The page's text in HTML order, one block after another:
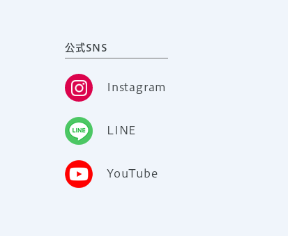
公式SNS
Instagram
LINE
YouTube